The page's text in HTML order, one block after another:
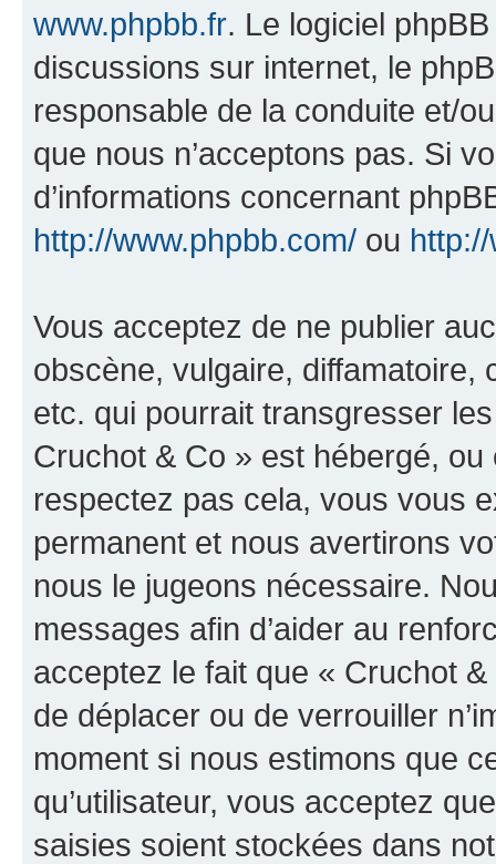
www.phpbb.fr. Le logiciel
discussions sur internet, le
responsable de la conduite et/
que nous n’acceptons pas. Si
d’informations concernant
http://www.phpbb.com/ ou
Vous acceptez de ne publier
obscène, vulgaire, diffamatoire,
etc. qui pourrait transgresser
Cruchot & Co » est hébergé,
respectez pas cela, vous vous
permanent et nous avertirons
nous le jugeons nécessaire.
messages afin d’aider au
acceptez le fait que « Cruchot
de déplacer ou de verrouiller
moment si nous estimons que
qu’utilisateur, vous acceptez
saisies soient stockées dans